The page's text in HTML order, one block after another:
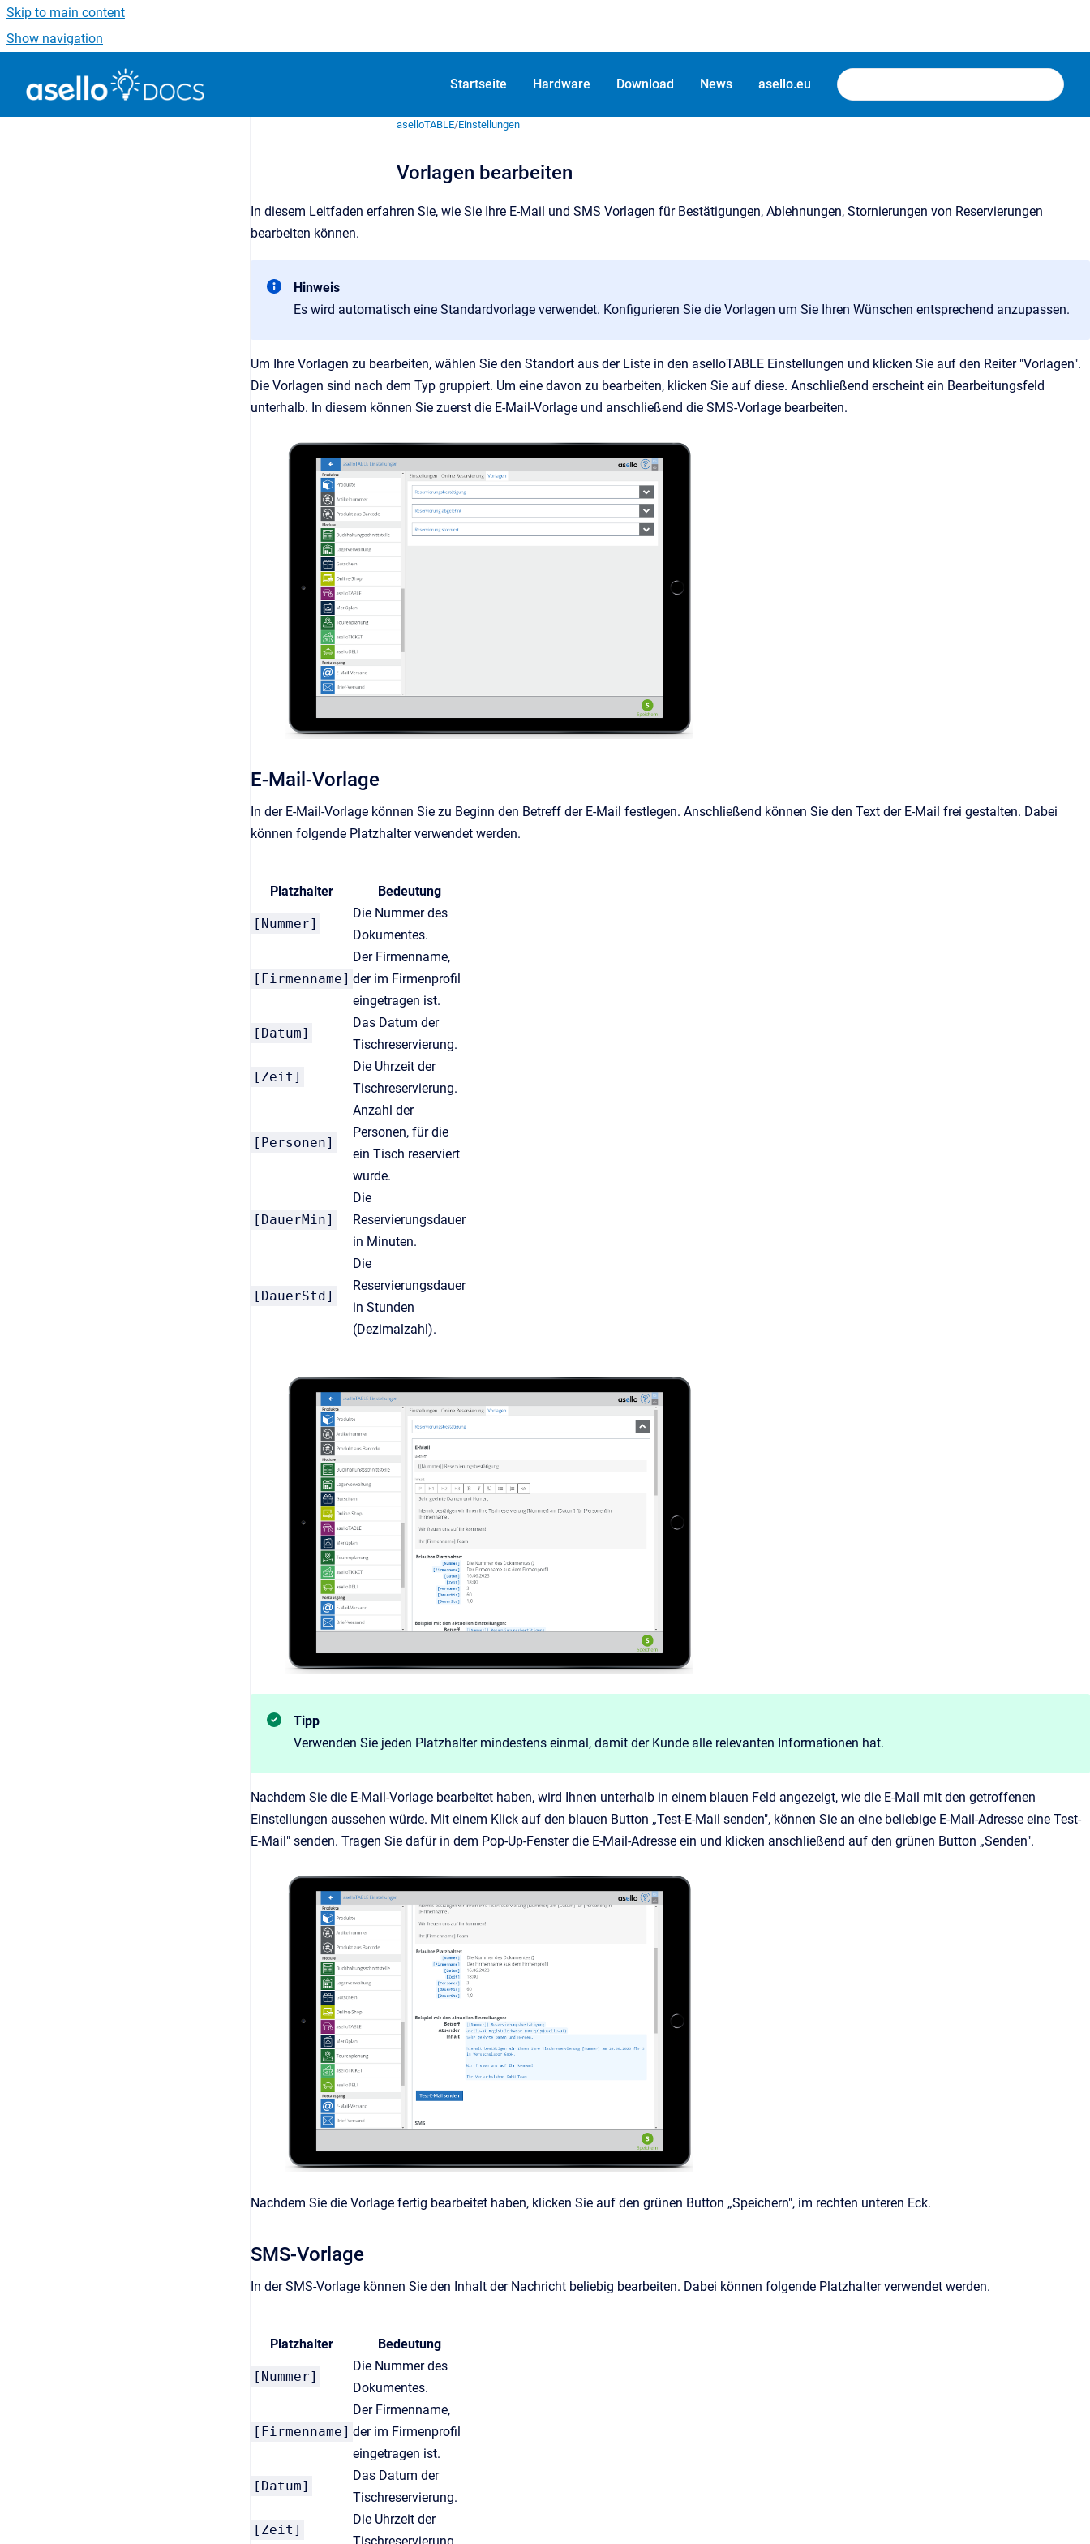
Skip to main content
Show navigation
Startseite Hardware Download News asello.eu
aselloTABLE/Einstellungen
Vorlagen bearbeiten
In diesem Leitfaden erfahren Sie, wie Sie Ihre E-Mail und SMS Vorlagen für Bestätigungen, Ablehnungen, Stornierungen von Reservierungen
bearbeiten können.
Hinweis
Es wird automatisch eine Standardvorlage verwendet. Konfigurieren Sie die Vorlagen um Sie Ihren Wünschen entsprechend anzupassen.
Um Ihre Vorlagen zu bearbeiten, wählen Sie den Standort aus der Liste in den aselloTABLE Einstellungen und klicken Sie auf den Reiter "Vorlagen".
Die Vorlagen sind nach dem Typ gruppiert. Um eine davon zu bearbeiten, klicken Sie auf diese. Anschließend erscheint ein Bearbeitungsfeld
unterhalb. In diesem können Sie zuerst die E-Mail-Vorlage und anschließend die SMS-Vorlage bearbeiten.
E-Mail-Vorlage
In der E-Mail-Vorlage können Sie zu Beginn den Betreff der E-Mail festlegen. Anschließend können Sie den Text der E-Mail frei gestalten. Dabei
können folgende Platzhalter verwendet werden.
Platzhalter Bedeutung
[Nummer]
Die Nummer des
Dokumentes.
[Firmenname]
Der Firmenname,
der im Firmenprofil
eingetragen ist.
[Datum]
Das Datum der
Tischreservierung.
[Zeit]
Die Uhrzeit der
Tischreservierung.
[Personen]
Anzahl der
Personen, für die
ein Tisch reserviert
wurde.
[DauerMin]
Die
Reservierungsdauer
in Minuten.
[DauerStd]
Die
Reservierungsdauer
in Stunden
(Dezimalzahl).
Tipp
Verwenden Sie jeden Platzhalter mindestens einmal, damit der Kunde alle relevanten Informationen hat.
Nachdem Sie die E-Mail-Vorlage bearbeitet haben, wird Ihnen unterhalb in einem blauen Feld angezeigt, wie die E-Mail mit den getroffenen
Einstellungen aussehen würde. Mit einem Klick auf den blauen Button „Test-E-Mail senden", können Sie an eine beliebige E-Mail-Adresse eine Test-
E-Mail" senden. Tragen Sie dafür in dem Pop-Up-Fenster die E-Mail-Adresse ein und klicken anschließend auf den grünen Button „Senden".
Nachdem Sie die Vorlage fertig bearbeitet haben, klicken Sie auf den grünen Button „Speichern", im rechten unteren Eck.
SMS-Vorlage
In der SMS-Vorlage können Sie den Inhalt der Nachricht beliebig bearbeiten. Dabei können folgende Platzhalter verwendet werden.
Platzhalter Bedeutung
[Nummer]
Die Nummer des
Dokumentes.
[Firmenname]
Der Firmenname,
der im Firmenprofil
eingetragen ist.
[Datum]
Das Datum der
Tischreservierung.
[Zeit]
Die Uhrzeit der